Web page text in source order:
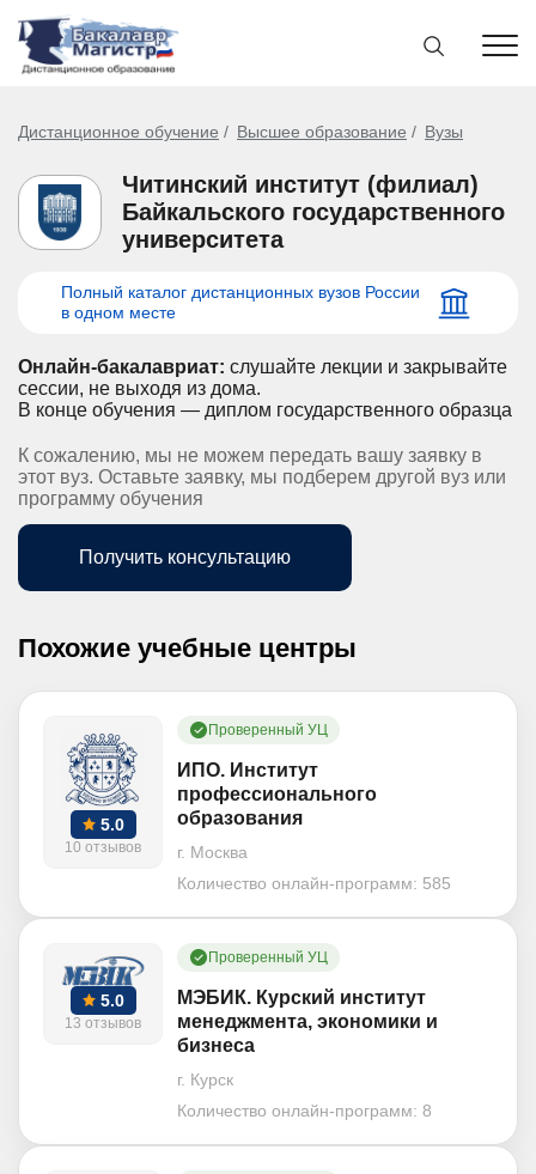
Дистанционное обучение Высшее образование Вузы
Читинский институт (филиал)
Байкальского государственного
университета
Полный каталог дистанционных вузов России
в одном месте
Онлайн-бакалавриат: слушайте лекции и закрывайте
сессии, не выходя из дома.
В конце обучения — диплом государственного образца
К сожалению, мы не можем передать вашу заявку в
этот вуз. Оставьте заявку, мы подберем другой вуз или
программу обучения
Получить консультацию
Похожие учебные центры
5.0
10 отзывов
Проверенный УЦ
ИПО. Институт
профессионального
образования
г. Москва
Количество онлайн-программ: 585
5.0
13 отзывов
Проверенный УЦ
МЭБИК. Курский институт
менеджмента, экономики и
бизнеса
г. Курск
Количество онлайн-программ: 8